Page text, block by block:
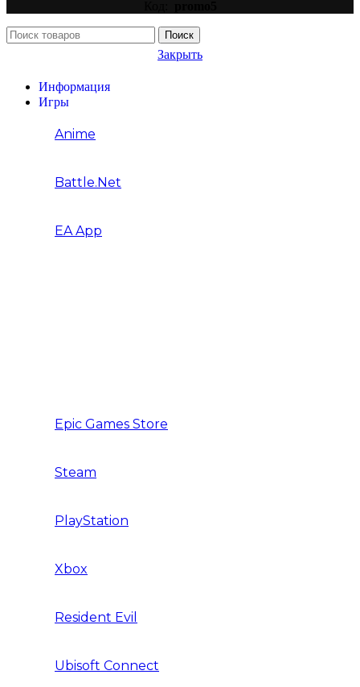
Поиск
Закрыть
Информация
Игры
Anime
Battle.net
EA App
Epic Games Store
Steam
PlayStation
Xbox
Resident Evil
Ubisoft Connect